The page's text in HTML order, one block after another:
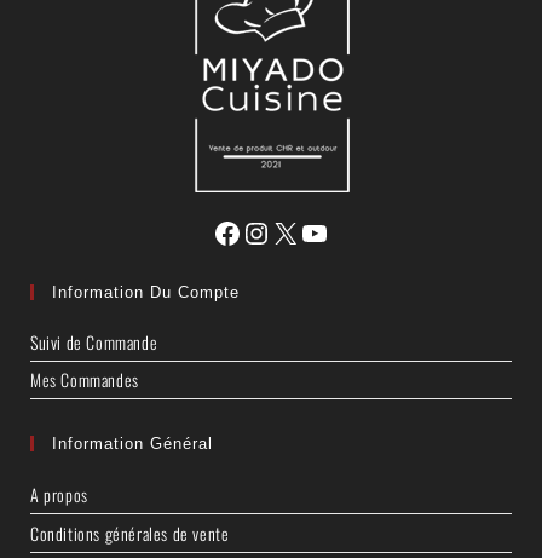
Information Du Compte
Suivi de Commande
Mes Commandes
Information Général
A propos
Conditions générales de vente